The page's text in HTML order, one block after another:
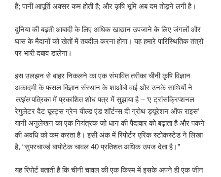
हैं; पानी आपूर्ति अक्सर कम होती है; और कृषि भूमि अब दम तोड़ने लगी है।
दुनिया की बढ़ती आबादी के लिए अधिक खाद्यान उपजाने के लिए जंगलों और
घास के मैदानों को खेतों में तबदील करना होगा। यह हमारे पारिस्थितिक तंत्रों
पर भारी दबाव डालेगा।
इस उलझन से बाहर निकलने का एक संभावित तरीका चीनी कृषि विज्ञान
अकादमी के फसल विज्ञान संस्थान के शाओबो वाई और उनके साथियों ने
साइंसपत्रिका में प्रकाशित शोध पत्र में सुझाया है – ‘ए ट्रांसक्रिप्शनल
रेगुलेटर दैट बूस्ट्स ग्रेन यील्ड एंड शॉर्टन्स दी ग्रोथ ड्यूरेशन ऑफ राइस’
यानी अनुलेखन का एक नियंत्रक जो धान की पैदावार को बढ़ाता है और पकने
की अवधि को कम करता है। इसी अंक में रिपोर्टर एरिक स्टोकस्टेड ने लिखा
है, “सुपरचार्ज्ड बायोटेक चावल 40 प्रतिशत अधिक उपज देता है।”
यह रिपोर्ट बताती है कि चीनी चावल की एक किस्म में इसके अपने ही एक जीन